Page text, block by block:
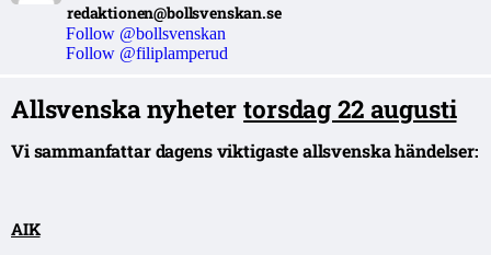
redaktionen@bollsvenskan.se
Follow @bollsvenskan
Follow @filiplamperud
Allsvenska nyhetertorsdag 22 augusti
Vi sammanfattar dagens viktigaste allsvenska händelser:
AIK